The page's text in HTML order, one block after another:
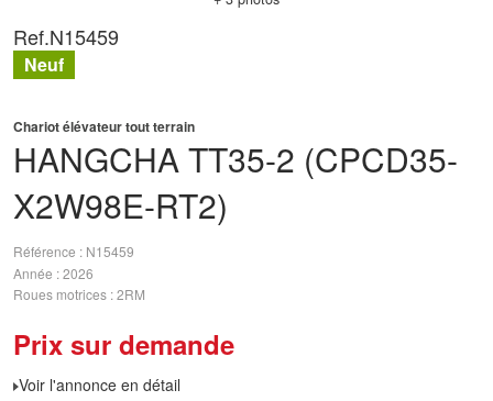
HANGCHATT35-2 (CPCD35-
X2W98E-RT2)
Chariot élévateur tout terrain
Référence
N15459
Année 2026
Roues motrices 2RM
Prix sur demande
Voir l'annonce en détail
Ref.N15459
Neuf